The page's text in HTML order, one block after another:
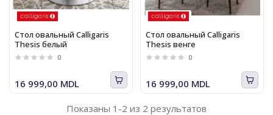
Стол овальный Calligaris
Thesis белый
0
16 999,00 MDL
Стол овальный Calligaris
Thesis венге
0
16 999,00 MDL
Показаны 1-2 из 2 результатов